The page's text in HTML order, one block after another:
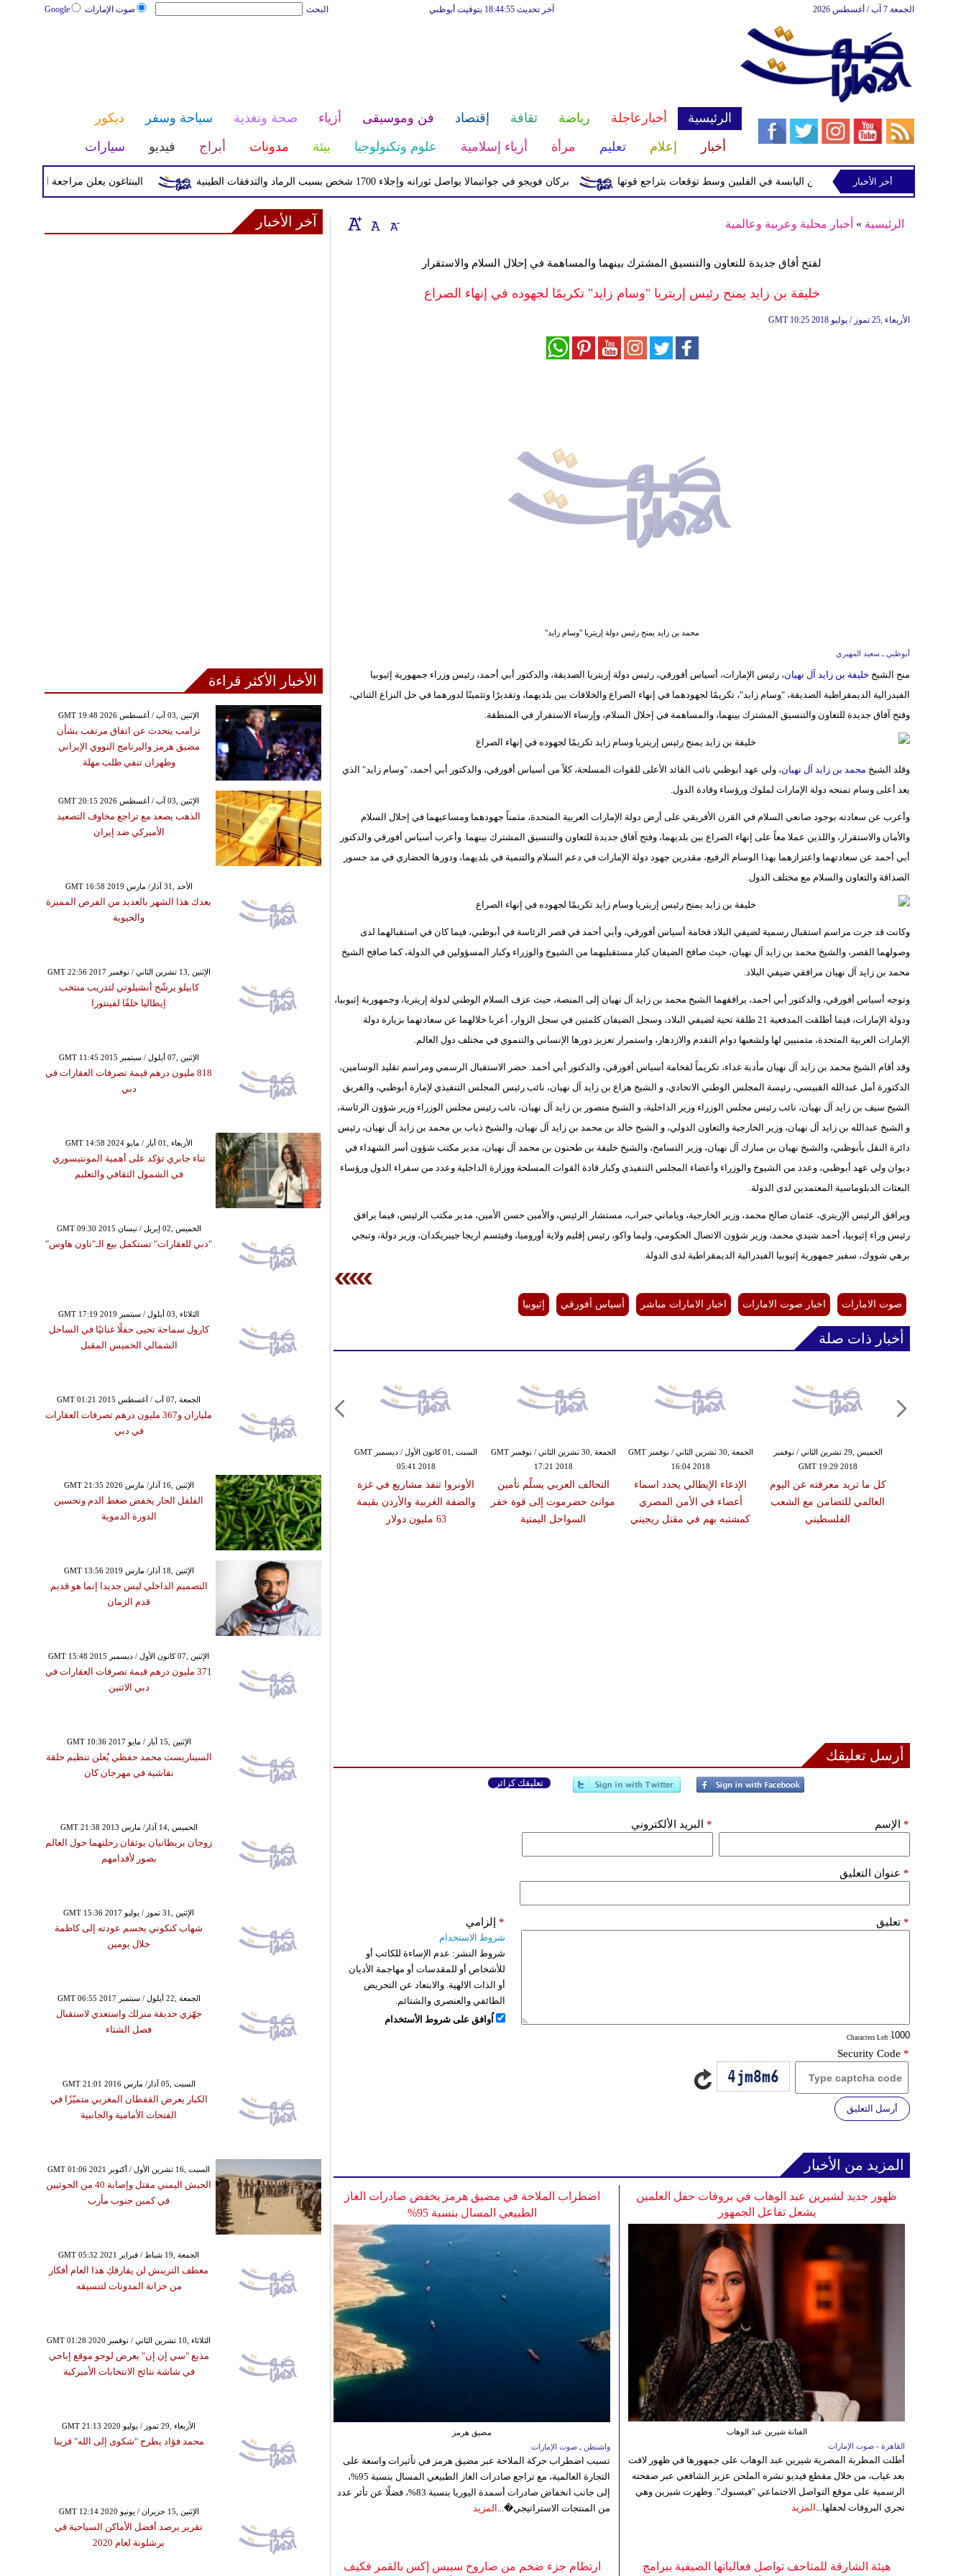
صوت الإمارات Google البحث آخر تحديث 18:44:55 بتوقيت أبوظبي الجمعة 7 آب / أغسطس 2026
الرئيسية أخبارعاجلة رياضة ثقافة إقتصاد فن وموسيقى أزياء صحة وتغذية سياحة وسفر
ديكور
أخبار
إعلام تعليم مرأة أزياء إسلامية علوم وتكنولوجيا بيئة مدونات أبراج فيديو سيارات
البنتاغون يعلن مراجعة التواجد بركان فويجو في جواتيمالا يواصل ثورانه وإجلاء 1700 شخص بسبب الرماد والتدفقات الطينية الاستوائية "مايماي" تقترب من اليابسة في الفلبين وسط توقعات بتراجع قوتها
أخر الأخبار
الرئيسية » أخبار محلية وعربية وعالمية
لفتح أفاق جديدة للتعاون والتنسيق المشترك بينهما والمساهمة في إحلال السلام والاستقرار
خليفة بن زايد يمنح رئيس إريتريا "وسام زايد" تكريمًا لجهوده في إنهاء الصراع
GMT 10:25 2018 الأربعاء ,25 تموز / يوليو
محمد بن زايد يمنح رئيس دولة إريتريا "وسام زايد"
أبوظبي ـ سعيد المهيري
منح الشيخ خليفة بن زايد آل نهيان، رئيس الإمارات، أسياس أفورقي، رئيس دولة إريتريا الصديقة، والدكتور أبي أحمد، رئيس وزراء جمهورية إثيوبيا
الفيدرالية الديمقراطية الصديقة، "وسام زايد"، تكريمًا لجهودهما في إنهاء الصراع والخلافات بين بلديهما، وتقديرًا وتثمينًا لدورهما في حل النزاع الثنائي،
وفتح آفاق جديدة للتعاون والتنسيق المشترك بينهما، والمساهمة في إحلال السلام، وإرساء الاستقرار في المنطقة.
وقلد الشيخ محمد بن زايد آل نهيان، ولي عهد أبوظبي نائب القائد الأعلى للقوات المسلحة، كلاً من أسياس أفورقي، والدكتور أبي أحمد، "وسام زايد" الذي
يعد أعلى وسام تمنحه دولة الإمارات لملوك ورؤساء وقادة الدول.
وأعرب عن سعادته بوجود صانعي السلام في القرن الأفريقي على أرض دولة الإمارات العربية المتحدة، مثمناً جهودهما ومساعيهما في إحلال السلام
والأمان والاستقرار، واللذين عملا معاً على إنهاء الصراع بين بلديهما، وفتح آفاق جديدة للتعاون والتنسيق المشترك بينهما. وأعرب أسياس أفورقي والدكتور
أبي أحمد عن سعادتهما واعتزازهما بهذا الوسام الرفيع، مقدرين جهود دولة الإمارات في دعم السلام والتنمية في بلديهما، ودورها الحضاري في مد جسور
الصداقة والتعاون والسلام مع مختلف الدول.
وكانت قد جرت مراسم استقبال رسمية لضيفي البلاد فخامة أسياس أفورقي، وأبي أحمد في قصر الرئاسة في أبوظبي، فيما كان في استقبالهما لدى
وصولهما القصر، والشيخ محمد بن زايد آل نهيان، حيث صافح الضيفان كبار مستقبليهما من الشيوخ والوزراء وكبار المسؤولين في الدولة، كما صافح الشيخ
محمد بن زايد آل نهيان مرافقي ضيفي البلاد.
وتوجه أسياس أفورقي، والدكتور أبي أحمد، يرافقهما الشيخ محمد بن زايد آل نهيان إلى المنصة، حيث عزف السلام الوطني لدولة إريتريا، وجمهورية إثيوبيا،
ودولة الإمارات، فيما أطلقت المدفعية 21 طلقة تحية لضيفي البلاد، وسجل الضيفان كلمتين في سجل الزوار، أعربا خلالهما عن سعادتهما بزيارة دولة
الإمارات العربية المتحدة، متمنيين لها ولشعبها دوام التقدم والازدهار، واستمرار تعزيز دورها الإنساني والتنموي في مختلف دول العالم.
وقد أقام الشيخ محمد بن زايد آل نهيان مأدبة غداء، تكريماً لفخامة أسياس أفورقي، والدكتور أبي أحمد. حضر الاستقبال الرسمي ومراسم تقليد الوسامين،
الدكتورة أمل عبدالله القبيسي، رئيسة المجلس الوطني الاتحادي، و الشيخ هزاع بن زايد آل نهيان، نائب رئيس المجلس التنفيذي لإمارة أبوظبي، والفريق
الشيخ سيف بن زايد آل نهيان، نائب رئيس مجلس الوزراء وزير الداخلية، و الشيخ منصور بن زايد آل نهيان، نائب رئيس مجلس الوزراء وزير شؤون الرئاسة،
و الشيخ عبدالله بن زايد آل نهيان، وزير الخارجية والتعاون الدولي، و الشيخ خالد بن محمد بن زايد آل نهيان، والشيخ ذياب بن محمد بن زايد آل نهيان، رئيس
دائرة النقل بأبوظبي، والشيخ نهيان بن مبارك آل نهيان، وزير التسامح، والشيخ خليفة بن طحنون بن محمد آل نهيان، مدير مكتب شؤون أسر الشهداء في
ديوان ولي عهد أبوظبي، وعدد من الشيوخ والوزراء وأعضاء المجلس التنفيذي وكبار قادة القوات المسلحة ووزارة الداخلية وعدد من سفراء الدول ورؤساء
البعثات الدبلوماسية المعتمدين لدى الدولة.
ويرافق الرئيس الإريتري، عثمان صالح محمد، وزير الخارجية، وياماني جبراب، مستشار الرئيس، والأمين حسن الأمين، مدير مكتب الرئيس، فيما يرافق
رئيس وراء إثيوبيا، أحمد شيدي محمد، وزير شؤون الاتصال الحكومي، وليما واكو، رئيس إقليم ولاية أوروميا، وفيتسم اريجا جيبريكدان، وزير دولة، وتبجي
برهي شووك، سفير جمهورية إثيوبيا الفيدرالية الديمقراطية لدى الدولة.
صوت الامارات اخبار صوت الامارات اخبار الامارات مباشر أسياس أفورقي إثيوبيا
أخبار ذات صلة
السبت ,01 كانون الأول / ديسمبر GMT
05:41 2018
الأونروا تنفذ مشاريع في غزة
والضفة الغربية والأردن بقيمة
63 مليون دولار
الجمعة ,30 تشرين الثاني / نوفمبر GMT
17:21 2018
التحالف العربي يسلّم تأمين
موانئ حضرموت إلى قوة خفر
السواحل اليمنية
الجمعة ,30 تشرين الثاني / نوفمبر GMT
16:04 2018
الإدعاء الإيطالي يحدد اسماء
أعضاء في الأمن المصري
كمشتبه بهم في مقتل ريجيني
الخميس ,29 تشرين الثاني / نوفمبر
GMT 19:29 2018
كل ما تريد معرفته عن اليوم
العالمي للتضامن مع الشعب
الفلسطيني
أرسل تعليقك
تعليقك كزائر
الإسم * البريد الألكتروني *
عنوان التعليق *
تعليق *
: Characters Left
إلزامي *
شروط الاستخدام
شروط النشر: عدم الإساءة للكاتب أو
للأشخاص أو للمقدسات أو مهاجمة الأديان
أو الذات الالهية. والابتعاد عن التحريض
الطائفي والعنصري والشتائم.
اُوافق على شروط الأستخدام
Security Code *
أرسل التعليق
المزيد من الأخبار
اضطراب الملاحة في مضيق هرمز يخفض صادرات الغاز
الطبيعي المسال بنسبة 95%
مضيق هرمز
واشنطن ـ صوت الإمارات
تسبب اضطراب حركة الملاحة عبر مضيق هرمز في تأثيرات واسعة على
التجارة العالمية، مع تراجع صادرات الغاز الطبيعي المسال بنسبة 95%،
إلى جانب انخفاض صادرات أسمدة اليوريا بنسبة 83%، فضلًا عن تأثر عدد
من المنتجات الاستراتيجي�... المزيد
ظهور جديد لشيرين عبد الوهاب في بروفات حفل العلمين
يشعل تفاعل الجمهور
الفنانة شيرين عبد الوهاب
القاهرة - صوت الإمارات
أطلت المطربة المصرية شيرين عبد الوهاب على جمهورها في ظهور لافت
بعد غياب، من خلال مقطع فيديو نشره الملحن عزيز الشافعي عبر صفحته
الرسمية على موقع التواصل الاجتماعي "فيسبوك". وظهرت شيرين وهي
تجري البروفات لحفلها... المزيد
ارتطام جزء ضخم من صاروخ سبيس إكس بالقمر فكيف هيئة الشارقة للمتاحف تواصل فعالياتها الصيفية ببرامج
آخر الأخبار
الأخبار الأكثر قراءة
GMT 19:48 2026 الإثنين ,03 آب / أغسطس
ترامب يتحدث عن اتفاق مرتقب بشأن
مضيق هرمز والبرنامج النووي الإيراني
وطهران تنفي طلب مهلة
GMT 20:15 2026 الإثنين ,03 آب / أغسطس
الذهب يصعد مع تراجع مخاوف التصعيد
الأميركي ضد إيران
GMT 16:58 2019 الأحد ,31 آذار/ مارس
يعدك هذا الشهر بالعديد من الفرص المميزة
والحيوية
GMT 22:56 2017 الإثنين ,13 تشرين الثاني / نوفمبر
كابيلو يرشّح أنشيلوتي لتدريب منتخب
إيطاليا خلفًا لفينتورا
GMT 11:45 2015 الإثنين ,07 أيلول / سبتمبر
818 مليون درهم قيمة تصرفات العقارات في
دبي
GMT 14:58 2024 الأربعاء ,01 أيار / مايو
ثناء جابري تؤكد على أهمية المونتيسوري
في الشمول الثقافي والتعليم
GMT 09:30 2015 الخميس ,02 إبريل / نيسان
"دبي للعقارات" تستكمل بيع الـ"تاون هاوس"
GMT 17:19 2019 الثلاثاء ,03 أيلول / سبتمبر
كارول سماحة تحيى حفلًا غنائيًا في الساحل
الشمالي الخميس المقبل
GMT 01:21 2015 الجمعة ,07 آب / أغسطس
ملياران و367 مليون درهم تصرفات العقارات
في دبي
GMT 21:35 2026 الإثنين ,16 آذار/ مارس
الفلفل الحار يخفض ضغط الدم وتحسين
الدورة الدموية
GMT 13:56 2019 الإثنين ,18 آذار/ مارس
التصميم الداخلي ليس جديدا إنما هو قديم
قدم الزمان
GMT 15:48 2015 الإثنين ,07 كانون الأول / ديسمبر
371 مليون درهم قيمة تصرفات العقارات في
دبي الاثنين
GMT 10:36 2017 الإثنين ,15 أيار / مايو
السيناريست محمد حفظي يُعلن تنظيم حلقة
نقاشية في مهرجان كان
GMT 21:38 2013 الخميس ,14 آذار/ مارس
زوجان بريطانيان يوثقان رحلتهما حول العالم
بصور لأقدامهم
GMT 15:36 2017 الإثنين ,31 تموز / يوليو
شهاب كنكوني يحسم عودته إلى كاظمة
خلال يومين
GMT 06:55 2017 الجمعة ,22 أيلول / سبتمبر
جهّزي حديقة منزلك واستعدي لاستقبال
فصل الشتاء
GMT 21:01 2016 السبت ,05 آذار/ مارس
الكبار يعرض القفطان المغربي متميّزًا في
الفتحات الأمامية والجانبية
GMT 01:06 2021 السبت ,16 تشرين الأول / أكتوبر
الجيش اليمني مقتل وإصابة 40 من الحوثيين
في كمين جنوب مأرب
GMT 05:32 2021 الجمعة ,19 شباط / فبراير
معطف الترينش لن يفارقكِ هذا العام أفكار
من خزانة المدونات لتنسيقه
GMT 01:28 2020 الثلاثاء ,10 تشرين الثاني / نوفمبر
مذيع "سي إن إن" يعرض لوجو موقع إباحي
في شاشة نتائج الانتخابات الأميركية
GMT 21:13 2020 الأربعاء ,29 تموز / يوليو
محمد فؤاد يطرح "شكوى إلى الله" قريبا
GMT 12:14 2020 الإثنين ,15 حزيران / يونيو
تقرير يرصد أفضل الأماكن السياحية في
برشلونة لعام 2020